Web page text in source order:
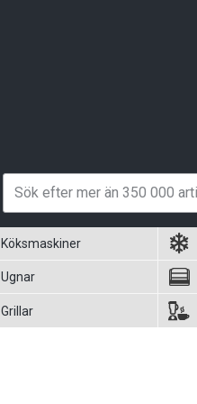
Köksmaskiner
Ugnar
Grillar